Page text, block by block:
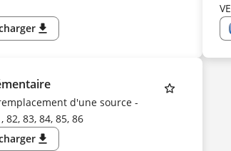
download
d'une source -
82, 83, 84, 85, 86
download